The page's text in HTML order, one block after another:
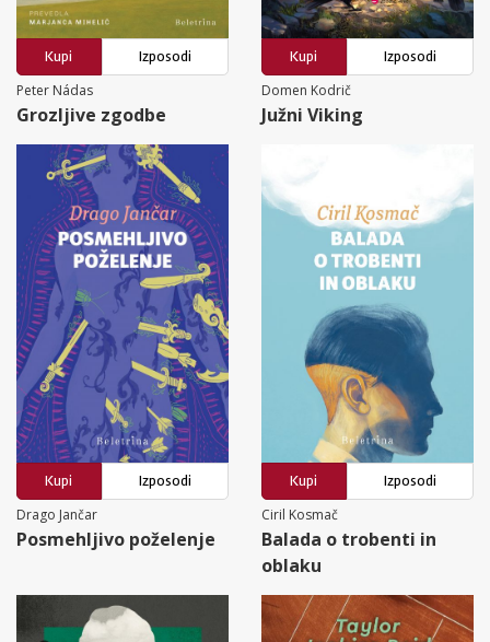
Kupi
Izposodi
Peter Nádas
Grozljive zgodbe
Kupi
Izposodi
Domen Kodrič
Južni Viking
Kupi
Izposodi
Drago Jančar
Posmehljivo poželenje
Kupi
Izposodi
Ciril Kosmač
Balada o trobenti in
oblaku